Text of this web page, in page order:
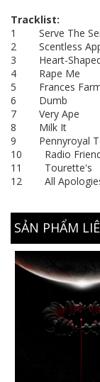
Tracklist:
1 Serve The
2 Scentless
3 Heart-
4 Rape Me
5 Frances
6 Dumb
7 Very Ape
8 Milk It
9 Pennyroyal
10 Radio
11 Tourette's
12 All
SẢN PHẨM